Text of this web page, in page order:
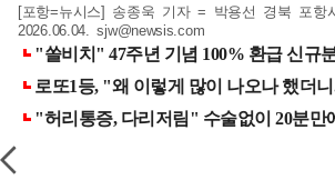
[포항=뉴시스] 송종욱 기자 = 박용선 경북 포항
2026.06.04.sjw@newsis.com